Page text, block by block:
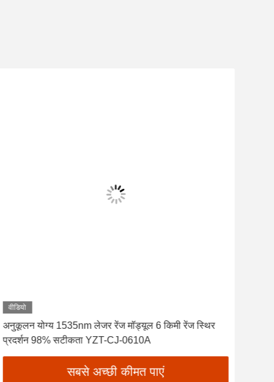
वीडियो
अनुकूलन योग्य 1535nm लेजर रेंज मॉड्यूल 6 किमी रेंज स्थिर
प्रदर्शन 98% सटीकता YZT-CJ-0610A
सबसे अच्छी कीमत पाएं